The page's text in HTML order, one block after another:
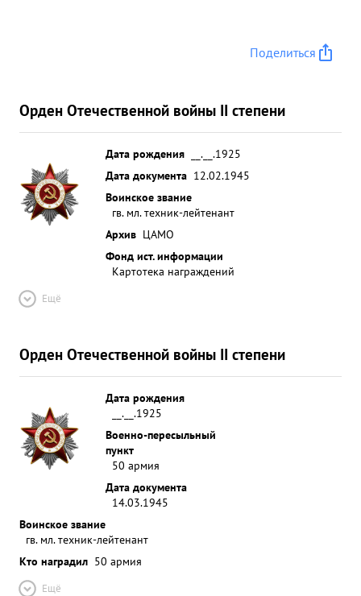
Поделиться
Орден Отечественной войны II степени
Дата рождения
__.__.1925
Дата документа 12.02.1945
Воинское звание
гв. мл. техник-лейтенант
Архив ЦАМО
Фонд ист. информации
Картотека награждений
Ещё
Орден Отечественной войны II степени
Дата рождения
__.__.1925
Военно-пересыльный
пункт
50 армия
Дата документа
14.03.1945
Воинское звание
гв. мл. техник-лейтенант
Кто наградил 50 армия
Ещё